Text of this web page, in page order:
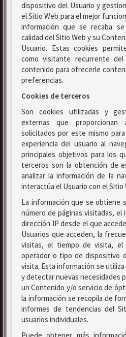
dispositivo del Usuario y
el Sitio Web para el mejor
información que se recaba
calidad del Sitio Web y su
Usuario. Estas cookies
como visitante recurrente
contenido para ofrecerle
preferencias.
Cookies de terceros
Son cookies utilizadas y
externas que proporcionan
solicitados por este mismo
experiencia del usuario al
principales objetivos para los
terceros son la obtención de
analizar la información de la
interactúa el Usuario con el Sitio
La información que se obtiene
número de páginas visitadas, el
dirección IP desde el que
Usuarios que acceden, la
visitas, el tiempo de visita, el
operador o tipo de dispositivo
visita. Esta información se
y detectar nuevas necesidades
un Contenido y/o servicio de
la información se recopila de
informes de tendencias del
usuarios individuales.